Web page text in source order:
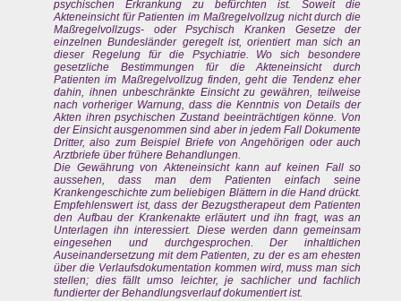
psychischen Erkrankung zu befürchten ist. Soweit die
Akteneinsicht für Patienten im Maßregelvollzug nicht durch die
Maßregelvollzugs- oder Psychisch Kranken Gesetze der
einzelnen Bundesländer geregelt ist, orientiert man sich an
dieser Regelung für die Psychiatrie. Wo sich besondere
gesetzliche Bestimmungen für die Akteneinsicht durch
Patienten im Maßregelvollzug finden, geht die Tendenz eher
dahin, ihnen unbeschränkte Einsicht zu gewähren, teilweise
nach vorheriger Warnung, dass die Kenntnis von Details der
Akten ihren psychischen Zustand beeinträchtigen könne. Von
der Einsicht ausgenommen sind aber in jedem Fall Dokumente
Dritter, also zum Beispiel Briefe von Angehörigen oder auch
Arztbriefe über frühere Behandlungen.
Die Gewährung von Akteneinsicht kann auf keinen Fall so
aussehen, dass man dem Patienten einfach seine
Krankengeschichte zum beliebigen Blättern in die Hand drückt.
Empfehlenswert ist, dass der Bezugstherapeut dem Patienten
den Aufbau der Krankenakte erläutert und ihn fragt, was an
Unterlagen ihn interessiert. Diese werden dann gemeinsam
eingesehen und durchgesprochen. Der inhaltlichen
Auseinandersetzung mit dem Patienten, zu der es am ehesten
über die Verlaufsdokumentation kommen wird, muss man sich
stellen; dies fällt umso leichter, je sachlicher und fachlich
fundierter der Behandlungsverlauf dokumentiert ist.